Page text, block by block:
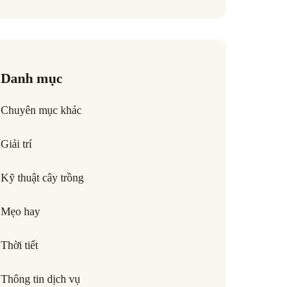
Danh mục
Chuyên mục khác
Giải trí
Kỹ thuật cây trồng
Mẹo hay
Thời tiết
Thông tin dịch vụ